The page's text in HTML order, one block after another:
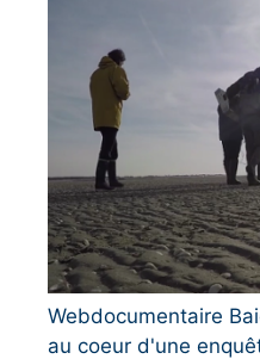
Webdocumentaire
au coeur d'une